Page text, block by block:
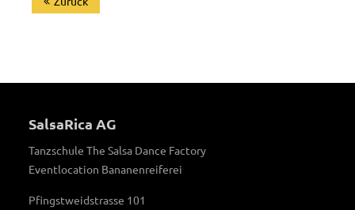
SalsaRica AG
Tanzschule The Salsa Dance Factory
Eventlocation Bananenreiferei
Pfingstweidstrasse 101